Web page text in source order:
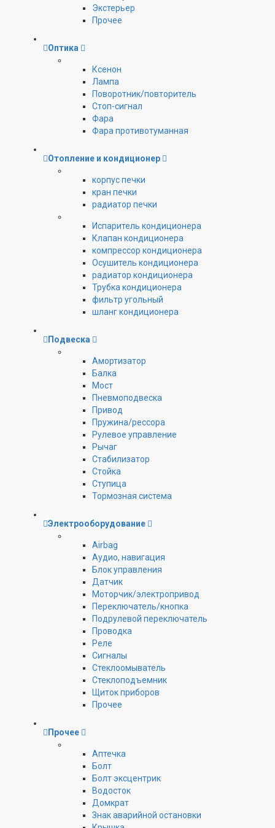
Экстерьер
Прочее
Оптика
Ксенон
Лампа
Поворотник/повторитель
Стоп-сигнал
Фара
Фара противотуманная
Отопление и кондиционер
корпус печки
кран печки
радиатор печки
Испаритель кондиционера
Клапан кондиционера
компрессор кондиционера
Осушитель кондиционера
радиатор кондиционера
Трубка кондиционера
фильтр угольный
шланг кондиционера
Подвеска
Амортизатор
Балка
Мост
Пневмоподвеска
Привод
Пружина/рессора
Рулевое управление
Рычаг
Стабилизатор
Стойка
Ступица
Тормозная система
Электрооборудование
Airbag
Аудио, навигация
Блок управления
Датчик
Моторчик/электропривод
Переключатель/кнопка
Подрулевой переключатель
Проводка
Реле
Сигналы
Стеклоомыватель
Стеклоподъемник
Щиток приборов
Прочее
Прочее
Аптечка
Болт
Болт эксцентрик
Водосток
Домкрат
Знак аварийной остановки